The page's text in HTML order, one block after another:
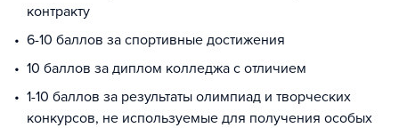
контракту
6-10 баллов за спортивные достижения
10 баллов за диплом колледжа с отличием
1-10 баллов за результаты олимпиад и творческих
конкурсов, не используемые для получения особых